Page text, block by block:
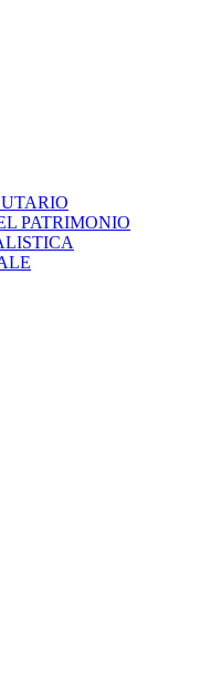
PATRIMONIO